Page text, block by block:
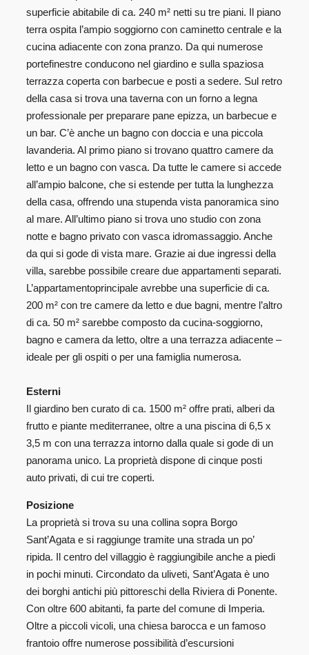
superficie abitabile di ca. 240 m² netti su tre piani. Il piano
terra ospita l’ampio soggiorno con caminetto centrale e la
cucina adiacente con zona pranzo. Da qui numerose
portefinestre conducono nel giardino e sulla spaziosa
terrazza coperta con barbecue e posti a sedere. Sul retro
della casa si trova una taverna con un forno a legna
professionale per preparare pane epizza, un barbecue e
un bar. C’è anche un bagno con doccia e una piccola
lavanderia. Al primo piano si trovano quattro camere da
letto e un bagno con vasca. Da tutte le camere si accede
all’ampio balcone, che si estende per tutta la lunghezza
della casa, offrendo una stupenda vista panoramica sino
al mare. All’ultimo piano si trova uno studio con zona
notte e bagno privato con vasca idromassaggio. Anche
da qui si gode di vista mare. Grazie ai due ingressi della
villa, sarebbe possibile creare due appartamenti separati.
L’appartamentoprincipale avrebbe una superficie di ca.
200 m² con tre camere da letto e due bagni, mentre l’altro
di ca. 50 m² sarebbe composto da cucina-soggiorno,
bagno e camera da letto, oltre a una terrazza adiacente –
ideale per gli ospiti o per una famiglia numerosa.
Esterni
Il giardino ben curato di ca. 1500 m² offre prati, alberi da
frutto e piante mediterranee, oltre a una piscina di 6,5 x
3,5 m con una terrazza intorno dalla quale si gode di un
panorama unico. La proprietà dispone di cinque posti
auto privati, di cui tre coperti.
Posizione
La proprietà si trova su una collina sopra Borgo
Sant’Agata e si raggiunge tramite una strada un po’
ripida. Il centro del villaggio è raggiungibile anche a piedi
in pochi minuti. Circondato da uliveti, Sant’Agata è uno
dei borghi antichi più pittoreschi della Riviera di Ponente.
Con oltre 600 abitanti, fa parte del comune di Imperia.
Oltre a piccoli vicoli, una chiesa barocca e un famoso
frantoio offre numerose possibilità d’escursioni